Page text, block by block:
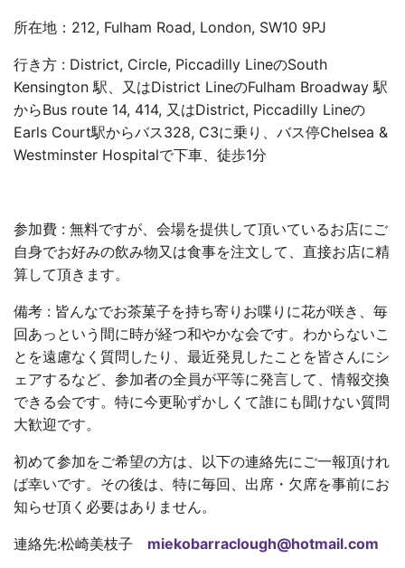
所在地：212, Fulham Road, London, SW10 9PJ
行き方 : District, Circle, Piccadilly LineのSouth
Kensington 駅、又はDistrict LineのFulham Broadway 駅
からBus route 14, 414, 又はDistrict, Piccadilly Lineの
Earls Court駅からバス328, C3に乗り、バス停Chelsea &
Westminster Hospitalで下車、徒歩1分
参加費 : 無料ですが、会場を提供して頂いているお店にご
自身でお好みの飲み物又は食事を注文して、直接お店に精
算して頂きます。
備考 : 皆んなでお茶菓子を持ち寄りお喋りに花が咲き、毎
回あっという間に時が経つ和やかな会です。わからないこ
とを遠慮なく質問したり、最近発見したことを皆さんにシ
ェアするなど、参加者の全員が平等に発言して、情報交換
できる会です。特に今更恥ずかしくて誰にも聞けない質問
大歓迎です。
初めて参加をご希望の方は、以下の連絡先にご一報頂けれ
ば幸いです。その後は、特に毎回、出席・欠席を事前にお
知らせ頂く必要はありません。
連絡先:松崎美枝子 miekobarraclough@hotmail.com